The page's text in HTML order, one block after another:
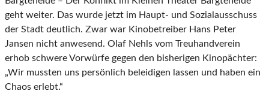
geht weiter. Das wurde jetzt im Haupt- und Sozialausschuss
der Stadt deutlich. Zwar war Kinobetreiber Hans Peter
Jansen nicht anwesend. Olaf Nehls vom Treuhandverein
erhob schwere Vorwürfe gegen den bisherigen Kinopächter:
„Wir mussten uns persönlich beleidigen lassen und haben ein
Chaos erlebt.“